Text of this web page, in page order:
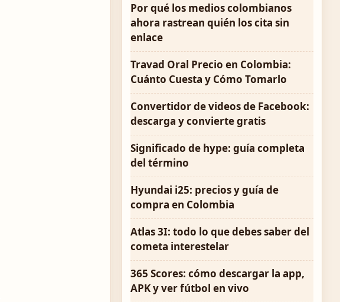
Por qué los medios colombianos
ahora rastrean quién los cita sin
enlace
Travad Oral Precio en Colombia:
Cuánto Cuesta y Cómo Tomarlo
Convertidor de videos de Facebook:
descarga y convierte gratis
Significado de hype: guía completa
del término
Hyundai i25: precios y guía de
compra en Colombia
Atlas 3I: todo lo que debes saber del
cometa interestelar
365 Scores: cómo descargar la app,
APK y ver fútbol en vivo